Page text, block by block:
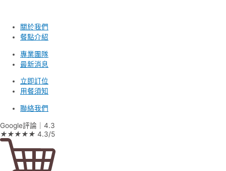
關於我們
餐點介紹
專業團隊
最新消息
立即訂位
用餐須知
聯絡我們
Google評論｜4.3
★★★★★ 4.3/5